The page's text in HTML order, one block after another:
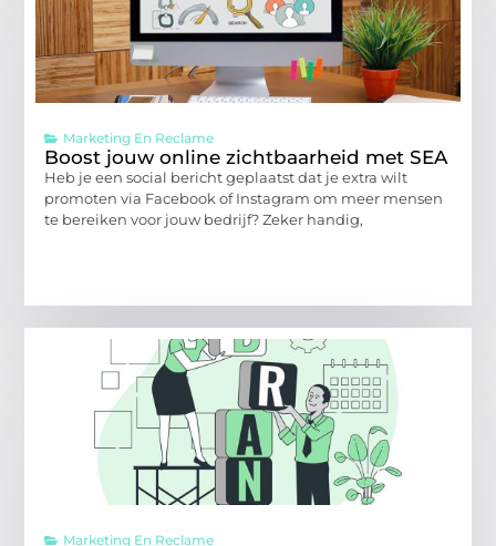
Marketing En Reclame
Boost jouw online zichtbaarheid met SEA
Heb je een social bericht geplaatst dat je extra wilt
promoten via Facebook of Instagram om meer mensen
te bereiken voor jouw bedrijf? Zeker handig,
Marketing En Reclame